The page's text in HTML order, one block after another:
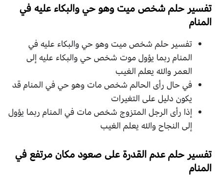
تفسير حلم شخص ميت وهو حي والبكاء عليه في
المنام
تفسير حلم شخص ميت وهو حي والبكاء عليه في
المنام ربما يؤول موت شخص حي والبكاء عليه إلى
العمر والله يعلم الغيب
في حال رأى الحالم شخص مات وهو حي في المنام قد
يكون دليل على التغيرات
إذا رأى الرجل المتزوج شخص مات في المنام ربما يؤول
إلى النجاح والله يعلم الغيب
تفسير حلم عدم القدرة على صعود مكان مرتفع في
المنام